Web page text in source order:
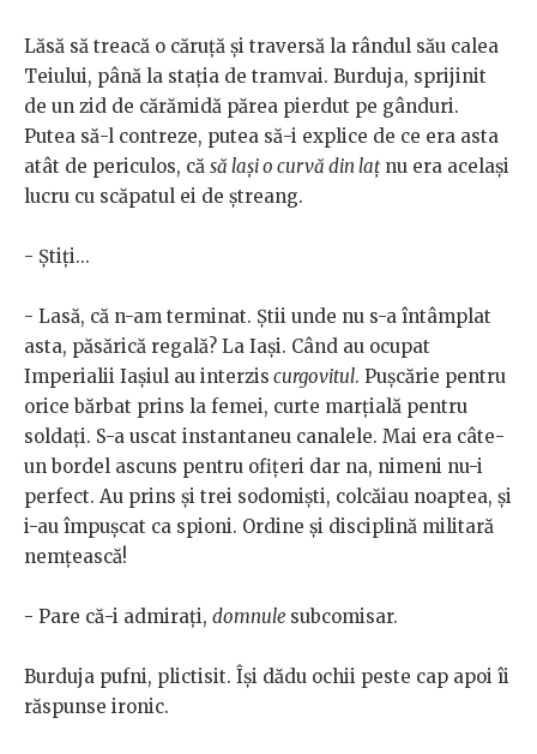
Lăsă să treacă o căruță și traversă la rândul său calea
Teiului, până la stația de tramvai. Burduja, sprijinit
de un zid de cărămidă părea pierdut pe gânduri.
Putea să-l contreze, putea să-i explice de ce era asta
atât de periculos, că să lași o curvă din laț nu era același
lucru cu scăpatul ei de ștreang.
- Știți...
- Lasă, că n-am terminat. Știi unde nu s-a întâmplat
asta, păsărică regală? La Iași. Când au ocupat
Imperialii Iașiul au interzis curgovitul. Pușcărie pentru
orice bărbat prins la femei, curte marțială pentru
soldați. S-a uscat instantaneu canalele. Mai era câte-
un bordel ascuns pentru ofițeri dar na, nimeni nu-i
perfect. Au prins și trei sodomiști, colcăiau noaptea, și
i-au împușcat ca spioni. Ordine și disciplină militară
nemțească!
- Pare că-i admirați, domnule subcomisar.
Burduja pufni, plictisit. Își dădu ochii peste cap apoi îi
răspunse ironic.